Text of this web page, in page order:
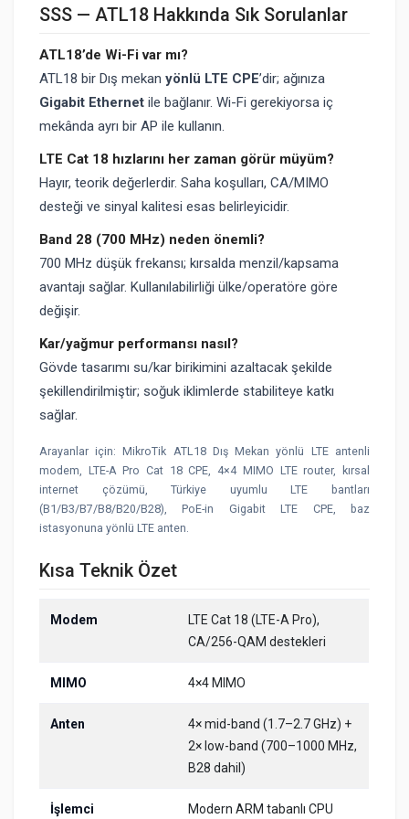
SSS — ATL18 Hakkında Sık Sorulanlar
ATL18’de Wi-Fi var mı?
ATL18 bir Dış mekan yönlü LTE CPE’dir; ağınıza
Gigabit Ethernet ile bağlanır. Wi-Fi gerekiyorsa iç
mekânda ayrı bir AP ile kullanın.
LTE Cat 18 hızlarını her zaman görür müyüm?
Hayır, teorik değerlerdir. Saha koşulları, CA/MIMO
desteği ve sinyal kalitesi esas belirleyicidir.
Band 28 (700 MHz) neden önemli?
700 MHz düşük frekansı; kırsalda menzil/kapsama
avantajı sağlar. Kullanılabilirliği ülke/operatöre göre
değişir.
Kar/yağmur performansı nasıl?
Gövde tasarımı su/kar birikimini azaltacak şekilde
şekillendirilmiştir; soğuk iklimlerde stabiliteye katkı
sağlar.
Arayanlar için: MikroTik ATL18 Dış Mekan yönlü LTE antenli
modem, LTE-A Pro Cat 18 CPE, 4×4 MIMO LTE router, kırsal
internet çözümü, Türkiye uyumlu LTE bantları
(B1/B3/B7/B8/B20/B28), PoE-in Gigabit LTE CPE, baz
istasyonuna yönlü LTE anten.
Kısa Teknik Özet
Modem
LTE Cat 18 (LTE-A Pro),
CA/256-QAM destekleri
MIMO 4×4 MIMO
Anten
4× mid-band (1.7–2.7 GHz) +
2× low-band (700–1000 MHz,
B28 dahil)
İşlemci Modern ARM tabanlı CPU